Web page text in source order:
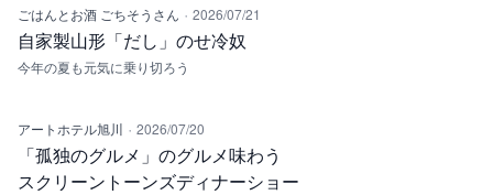
ごはんとお酒 ごちそうさん · 2026/07/21
自家製山形「だし」のせ冷奴
今年の夏も元気に乗り切ろう
アートホテル旭川 · 2026/07/20
「孤独のグルメ」のグルメ味わう
スクリーントーンズディナーショー